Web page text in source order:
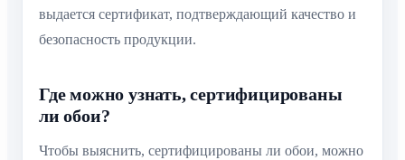
выдается сертификат, подтверждающий качество и
безопасность продукции.
Где можно узнать, сертифицированы
ли обои?
Чтобы выяснить, сертифицированы ли обои, можно